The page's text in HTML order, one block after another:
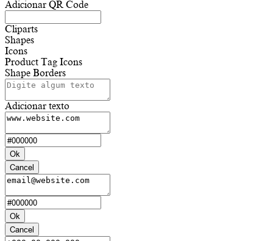
Adicionar QR Code
Cliparts
Shapes
Icons
Product Tag Icons
Shape Borders
Adicionar texto
Ok
Cancel
Ok
Cancel